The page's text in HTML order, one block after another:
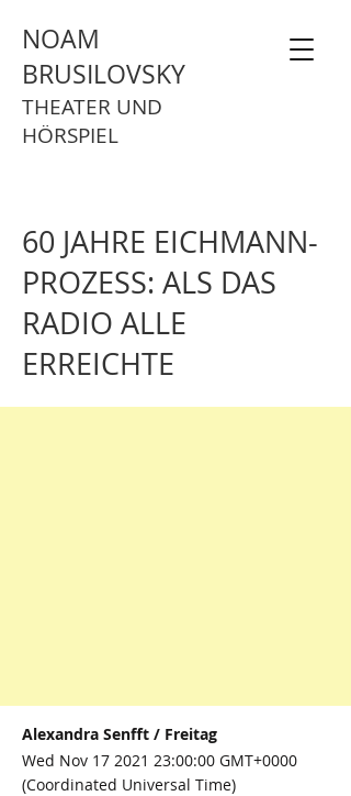
NOAM
BRUSILOVSKY
THEATER UND
HÖRSPIEL
Alexandra Senfft / Freitag
Wed Nov 17 2021 23:00:00 GMT+0000
(Coordinated Universal Time)
60 JAHRE EICHMANN-
PROZESS: ALS DAS
RADIO ALLE
ERREICHTE